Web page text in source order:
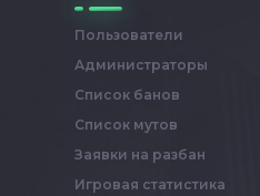
Пользователи
Администраторы
Список банов
Список мутов
Заявки на разбан
Игровая статистика